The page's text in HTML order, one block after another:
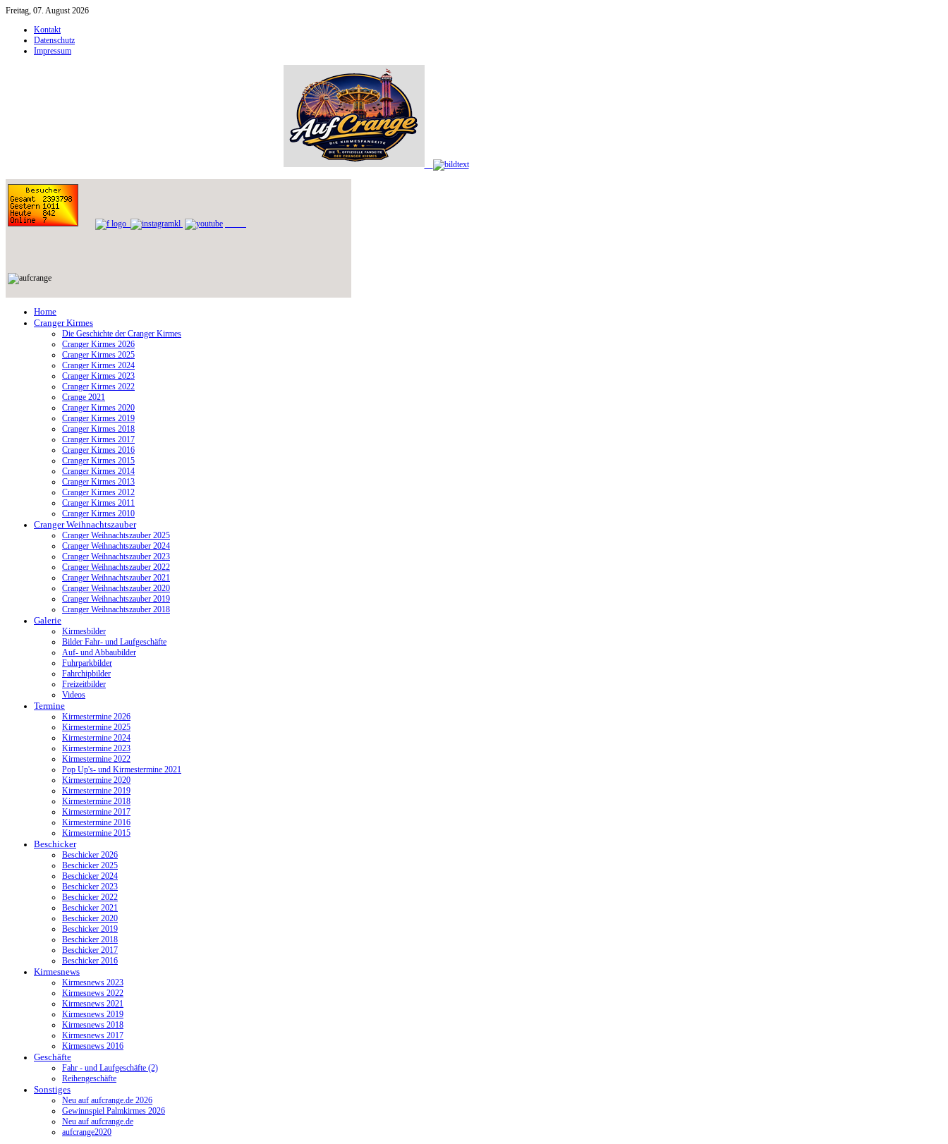
Freitag, 07. August 2026
Kontakt
Datenschutz
Impressum
Home
Cranger Kirmes
Die Geschichte der Cranger Kirmes
Cranger Kirmes 2026
Cranger Kirmes 2025
Cranger Kirmes 2024
Cranger Kirmes 2023
Cranger Kirmes 2022
Crange 2021
Cranger Kirmes 2020
Cranger Kirmes 2019
Cranger Kirmes 2018
Cranger Kirmes 2017
Cranger Kirmes 2016
Cranger Kirmes 2015
Cranger Kirmes 2014
Cranger Kirmes 2013
Cranger Kirmes 2012
Cranger Kirmes 2011
Cranger Kirmes 2010
Cranger Weihnachtszauber
Cranger Weihnachtszauber 2025
Cranger Weihnachtszauber 2024
Cranger Weihnachtszauber 2023
Cranger Weihnachtszauber 2022
Cranger Weihnachtszauber 2021
Cranger Weihnachtszauber 2020
Cranger Weihnachtszauber 2019
Cranger Weihnachtszauber 2018
Galerie
Kirmesbilder
Bilder Fahr- und Laufgeschäfte
Auf- und Abbaubilder
Fuhrparkbilder
Fahrchipbilder
Freizeitbilder
Videos
Termine
Kirmestermine 2026
Kirmestermine 2025
Kirmestermine 2024
Kirmestermine 2023
Kirmestermine 2022
Pop Up's- und Kirmestermine 2021
Kirmestermine 2020
Kirmestermine 2019
Kirmestermine 2018
Kirmestermine 2017
Kirmestermine 2016
Kirmestermine 2015
Beschicker
Beschicker 2026
Beschicker 2025
Beschicker 2024
Beschicker 2023
Beschicker 2022
Beschicker 2021
Beschicker 2020
Beschicker 2019
Beschicker 2018
Beschicker 2017
Beschicker 2016
Kirmesnews
Kirmesnews 2023
Kirmesnews 2022
Kirmesnews 2021
Kirmesnews 2019
Kirmesnews 2018
Kirmesnews 2017
Kirmesnews 2016
Geschäfte
Fahr - und Laufgeschäfte (2)
Reihengeschäfte
Sonstiges
Neu auf aufcrange.de 2026
Gewinnspiel Palmkirmes 2026
Neu auf aufcrange.de
aufcrange2020